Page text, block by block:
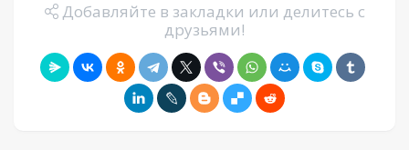
Добавляйте в закладки или делитесь с
друзьями!